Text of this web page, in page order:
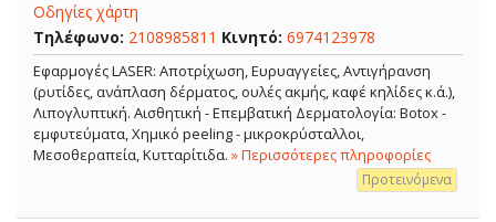
Οδηγίες χάρτη
Τηλέφωνο: 2108985811 Κινητό: 6974123978
Εφαρμογές LASER: Αποτρίχωση, Ευρυαγγείες, Αντιγήρανση
(ρυτίδες, ανάπλαση δέρματος, ουλές ακμής, καφέ κηλίδες κ.ά.),
Λιπογλυπτική. Αισθητική - Επεμβατική Δερματολογία: Botox -
εμφυτεύματα, Χημικό peeling - μικροκρύσταλλοι,
Μεσοθεραπεία, Κυτταρίτιδα. » Περισσότερες πληροφορίες
Προτεινόμενα